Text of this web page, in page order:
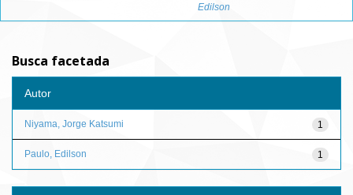
Edilson
Busca facetada
Autor
1
Niyama, Jorge Katsumi
1
Paulo, Edilson